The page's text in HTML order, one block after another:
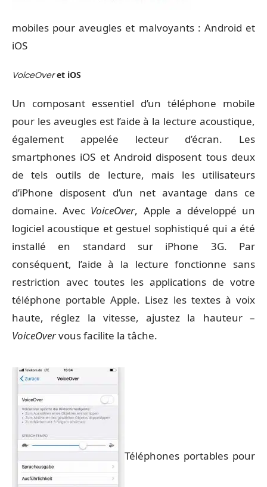
mobiles pour aveugles et malvoyants : Android et
iOS
VoiceOveret iOS
Un composant essentiel d’un téléphone mobile
pour les aveugles est l’aide à la lecture acoustique,
également appelée lecteur d’écran. Les
smartphones iOS et Android disposent tous deux
de tels outils de lecture, mais les utilisateurs
d’iPhone disposent d’un net avantage dans ce
domaine. Avec VoiceOver, Apple a développé un
logiciel acoustique et gestuel sophistiqué qui a été
installé en standard sur iPhone 3G. Par
conséquent, l’aide à la lecture fonctionne sans
restriction avec toutes les applications de votre
téléphone portable Apple. Lisez les textes à voix
haute, réglez la vitesse, ajustez la hauteur –
VoiceOvervous facilite la tâche.
Téléphones portables pour